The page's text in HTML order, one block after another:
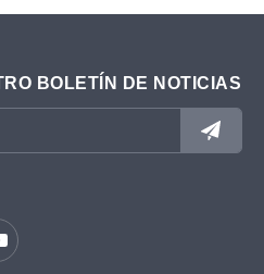
BOLETÍN DE NOTICIAS